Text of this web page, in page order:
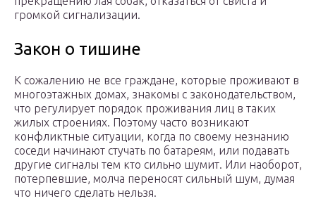
громкой сигнализации.
Закон о тишине
К сожалению не все граждане, которые проживают в
многоэтажных домах, знакомы с законодательством,
что регулирует порядок проживания лиц в таких
жилых строениях. Поэтому часто возникают
конфликтные ситуации, когда по своему незнанию
соседи начинают стучать по батареям, или подавать
другие сигналы тем кто сильно шумит. Или наоборот,
потерпевшие, молча переносят сильный шум, думая
что ничего сделать нельзя.